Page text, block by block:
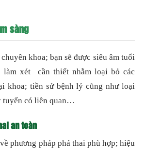
sàng
khoa; bạn sẽ được siêu âm tuổi
làm xét cần thiết nhằm loại bỏ các
khoa; tiền sử bệnh lý cũng như loại
tuyến có liên quan…
an toàn
phương pháp phá thai phù hợp; hiệu